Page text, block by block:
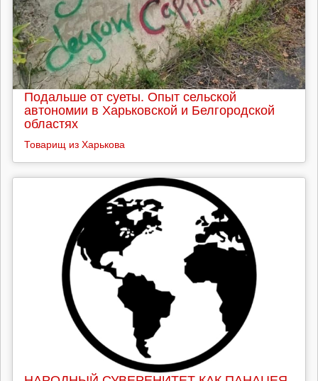
Подальше от суеты. Опыт сельской
автономии в Харьковской и Белгородской
областях
Товарищ из Харькова